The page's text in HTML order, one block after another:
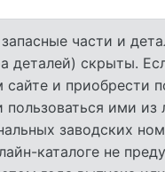
части и
деталей) скрыты.
и
пользоваться ими
заводских
каталоге не